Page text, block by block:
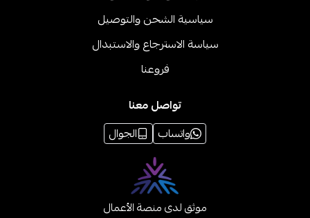
سياسية الشحن والتوصيل
سياسة الاسترجاع والاستبدال
فروعنا
تواصل معنا
واتساب
الجوال
موثق لدى منصة الأعمال